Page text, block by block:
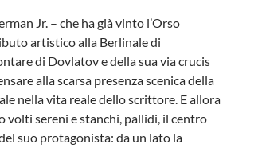
Jr. – che ha già vinto l’Orso
artistico alla Berlinale di
di Dovlatov e della sua via crucis
alla scarsa presenza scenica della
nella vita reale dello scrittore. E allora
volti sereni e stanchi, pallidi, il centro
suo protagonista: da un lato la